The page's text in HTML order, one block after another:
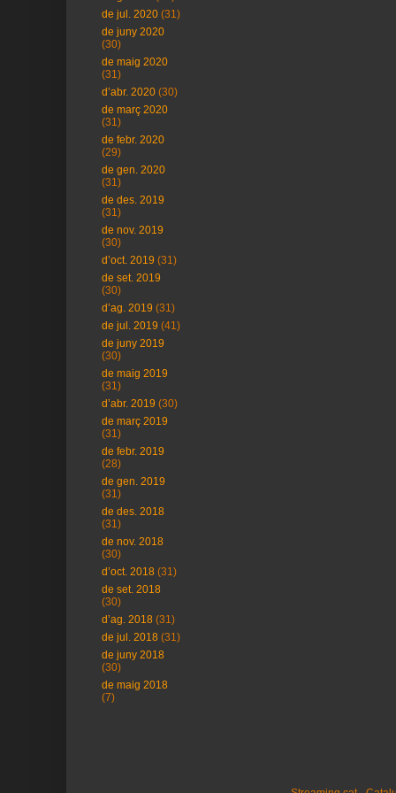
de jul. 2020 (31)
de juny 2020
(30)
de maig 2020
(31)
d’abr. 2020 (30)
de març 2020
(31)
de febr. 2020
(29)
de gen. 2020
(31)
de des. 2019
(31)
de nov. 2019
(30)
d’oct. 2019 (31)
de set. 2019
(30)
d’ag. 2019 (31)
de jul. 2019 (41)
de juny 2019
(30)
de maig 2019
(31)
d’abr. 2019 (30)
de març 2019
(31)
de febr. 2019
(28)
de gen. 2019
(31)
de des. 2018
(31)
de nov. 2018
(30)
d’oct. 2018 (31)
de set. 2018
(30)
d’ag. 2018 (31)
de jul. 2018 (31)
de juny 2018
(30)
de maig 2018
(7)